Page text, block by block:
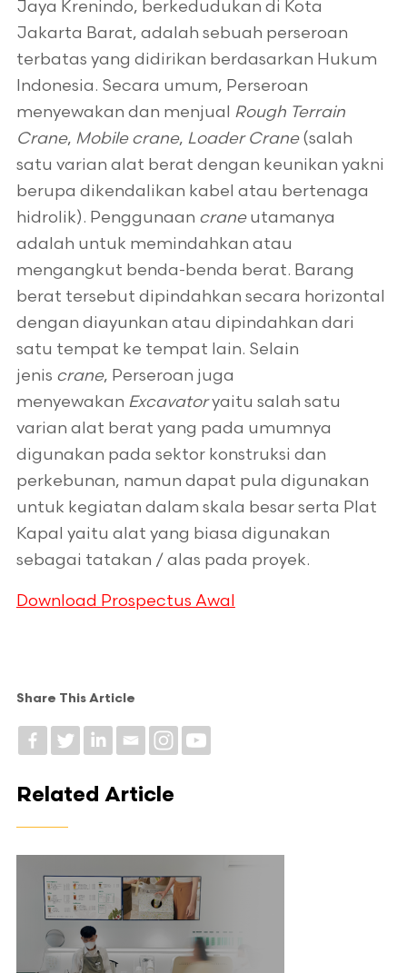
Jaya Krenindo, berkedudukan di Kota
Jakarta Barat, adalah sebuah perseroan
terbatas yang didirikan berdasarkan Hukum
Indonesia. Secara umum, Perseroan
menyewakan dan menjual Rough Terrain
Crane, Mobile crane, Loader Crane(salah
satu varian alat berat dengan keunikan yakni
berupa dikendalikan kabel atau bertenaga
hidrolik). Penggunaan craneutamanya
adalah untuk memindahkan atau
mengangkut benda-benda berat. Barang
berat tersebut dipindahkan secara horizontal
dengan diayunkan atau dipindahkan dari
satu tempat ke tempat lain. Selain
jenis crane, Perseroan juga
menyewakan Excavatoryaitu salah satu
varian alat berat yang pada umumnya
digunakan pada sektor konstruksi dan
perkebunan, namun dapat pula digunakan
untuk kegiatan dalam skala besar serta Plat
Kapal yaitu alat yang biasa digunakan
sebagai tatakan / alas pada proyek.
Download Prospectus Awal
Share This Article
Related Article